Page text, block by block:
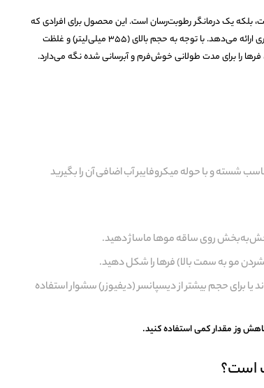
بلکه یک درمانگر رطوبت‌رسان است. این محصول برای افرادی که
از وز بودن و بی‌حالتی فرهای خود خسته شده‌اند، راه‌حلی فوری ارائه می‌دهد. با توجه به حجم بالای (۳۵۵ میلی‌لیتر) و غلظت
را برای مدت طولانی خوش‌فرم و آبرسانی شده نگه می‌دارد.
شسته و با حوله میکروفایبر آب اضافی آن را بگیرید
روی ساقه موها ماساژ دهید.
مو به سمت بالا) فرها را شکل دهید.
برای حجم بیشتر از دیسپانسر (دیفیوزر) سشوار استفاده
وز مقدار کمی استفاده کنید.
است؟